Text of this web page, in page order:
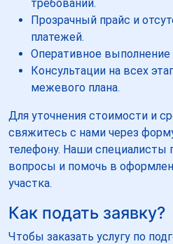
требований.
Прозрачный прайс и
платежей.
Оперативное выполнение
Консультации на всех
межевого плана.
Для уточнения стоимости и
свяжитесь с нами через
телефону. Наши специалисты
вопросы и помочь в
участка.
Как подать заявку?
Чтобы заказать услугу по